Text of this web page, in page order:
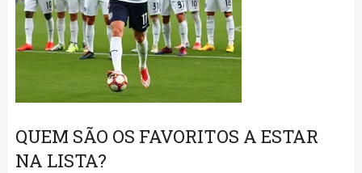
QUEM SÃO OS FAVORITOS A ESTAR
NA LISTA?